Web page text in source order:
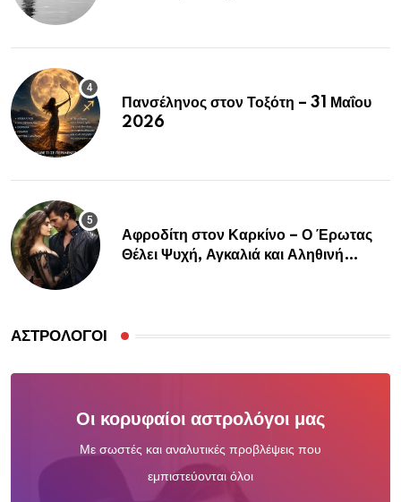
Πανσέληνος στον Τοξότη – 31 Μαΐου
2026
Αφροδίτη στον Καρκίνο – Ο Έρωτας
Θέλει Ψυχή, Αγκαλιά και Αληθινή
ΑΣΤΡΟΛΌΓΟΙ
Οι κορυφαίοι αστρολόγοι μας
Με σωστές και αναλυτικές προβλέψεις που
εμπιστεύονται όλοι